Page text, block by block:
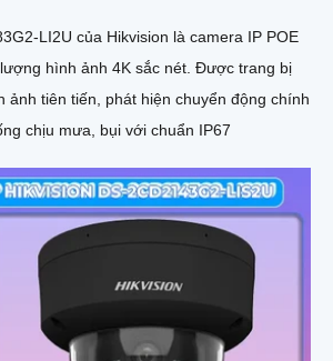
LI2U của Hikvision là camera IP POE
ảnh 4K sắc nét. Được trang bị
ảnh tiên tiến, phát hiện chuyển động chính
chịu mưa, bụi với chuẩn IP67